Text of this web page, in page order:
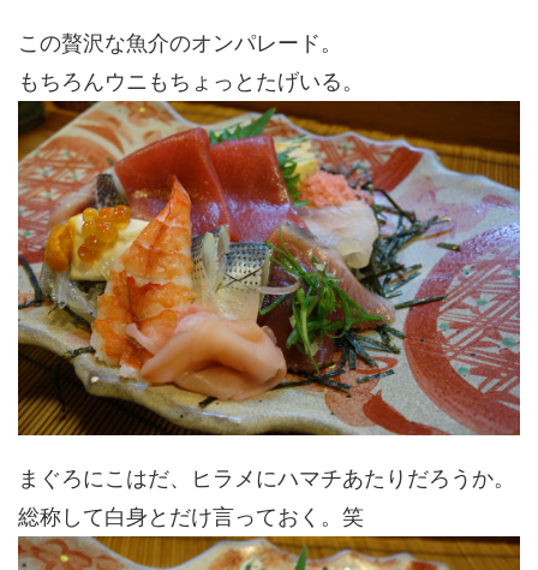
この贅沢な魚介のオンパレード。
もちろんウニもちょっとたげいる。
まぐろにこはだ、ヒラメにハマチあたりだろうか。
総称して白身とだけ言っておく。笑